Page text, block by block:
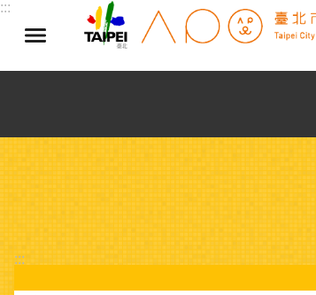
跳到主要內容區塊
:::
:::